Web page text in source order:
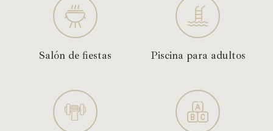
Salón de fiestas Piscina para adultos